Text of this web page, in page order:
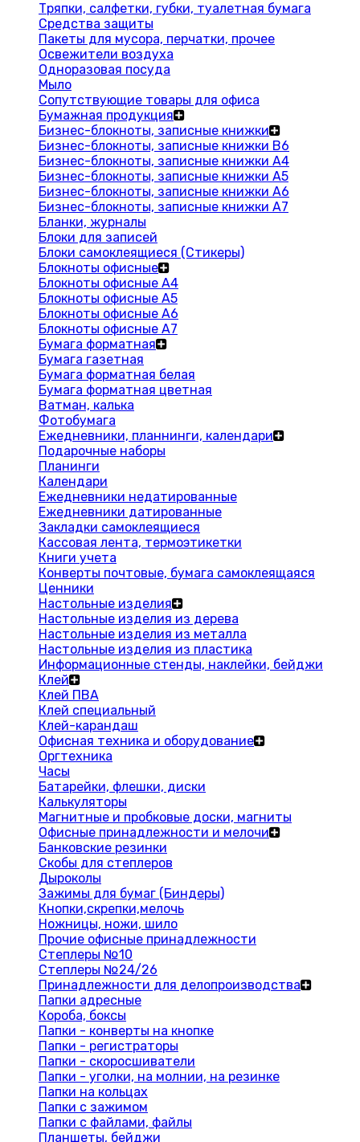
Тряпки, салфетки, губки, туалетная бумага
Средства защиты
Пакеты для мусора, перчатки, прочее
Освежители воздуха
Одноразовая посуда
Мыло
Сопутствующие товары для офиса
Бумажная продукция
Бизнес-блокноты, записные книжки
Бизнес-блокноты, записные книжки В6
Бизнес-блокноты, записные книжки A4
Бизнес-блокноты, записные книжки А5
Бизнес-блокноты, записные книжки А6
Бизнес-блокноты, записные книжки А7
Бланки, журналы
Блоки для записей
Блоки самоклеящиеся (Стикеры)
Блокноты офисные
Блокноты офисные A4
Блокноты офисные A5
Блокноты офисные A6
Блокноты офисные A7
Бумага форматная
Бумага газетная
Бумага форматная белая
Бумага форматная цветная
Ватман, калька
Фотобумага
Ежедневники, планнинги, календари
Подарочные наборы
Планинги
Календари
Ежедневники недатированные
Ежедневники датированные
Закладки самоклеящиеся
Кассовая лента, термоэтикетки
Книги учета
Конверты почтовые, бумага самоклеящаяся
Ценники
Настольные изделия
Настольные изделия из дерева
Настольные изделия из металла
Настольные изделия из пластика
Информационные стенды, наклейки, бейджи
Клей
Клей ПВА
Клей специальный
Клей-карандаш
Офисная техника и оборудование
Оргтехника
Часы
Батарейки, флешки, диски
Калькуляторы
Магнитные и пробковые доски, магниты
Офисные принадлежности и мелочи
Банковские резинки
Скобы для степлеров
Дыроколы
Зажимы для бумаг (Биндеры)
Кнопки,скрепки,мелочь
Ножницы, ножи, шило
Прочие офисные принадлежности
Степлеры №10
Степлеры №24/26
Принадлежности для делопроизводства
Папки адресные
Короба, боксы
Папки - конверты на кнопке
Папки - регистраторы
Папки - скоросшиватели
Папки - уголки, на молнии, на резинке
Папки на кольцах
Папки с зажимом
Папки с файлами, файлы
Планшеты, бейджи